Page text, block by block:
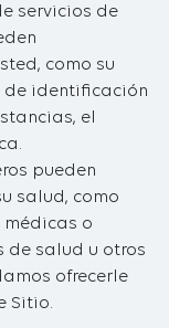
servicios de
como su
de identificación
el
pueden
salud, como
médicas o
de salud u otros
ofrecerle
Sitio.